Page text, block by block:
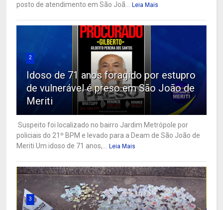
posto de atendimento em São Joã... Leia Mais
2
Idoso de 71 anos foragido por estupro
de vulnerável é preso em São João de
Meriti
Suspeito foi localizado no bairro Jardim Metrópole por
policiais do 21º BPM e levado para a Deam de São João de
Meriti Um idoso de 71 anos,... Leia Mais
3